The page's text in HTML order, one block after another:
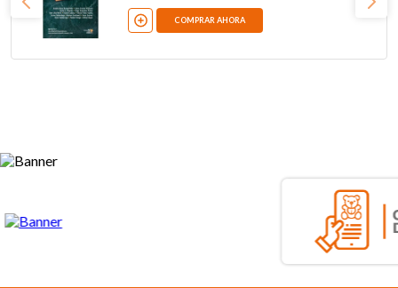
COMPRAR AHORA